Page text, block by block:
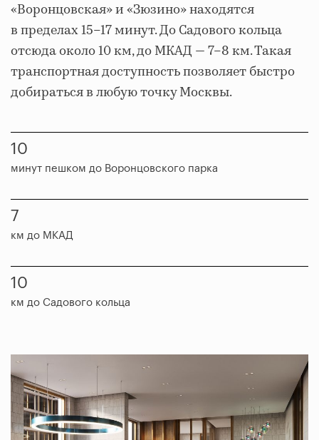
«Воронцовская» и «Зюзино» находятся
в пределах 15–17 минут. До Садового кольца
отсюда около 10 км, до МКАД — 7–8 км. Такая
транспортная доступность позволяет быстро
добираться в любую точку Москвы.
10
минут пешком до Воронцовского парка
7
км до МКАД
10
км до Садового кольца